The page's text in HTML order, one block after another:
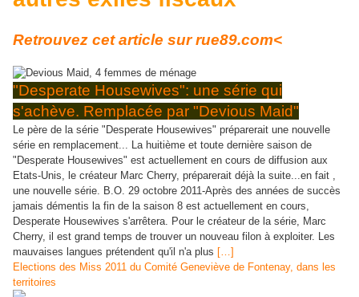
Retrouvez cet article sur rue89.com<
"Desperate Housewives": une série qui
s'achève. Remplacée par "Devious Maid"
Le père de la série "Desperate Housewives" préparerait une nouvelle
série en remplacement... La huitième et toute dernière saison de
"Desperate Housewives" est actuellement en cours de diffusion aux
Etats-Unis, le créateur Marc Cherry, préparerait déjà la suite...en fait ,
une nouvelle série. B.O. 29 octobre 2011-Après des années de succès
jamais démentis la fin de la saison 8 est actuellement en cours,
Desperate Housewives s'arrêtera. Pour le créateur de la série, Marc
Cherry, il est grand temps de trouver un nouveau filon à exploiter. Les
mauvaises langues prétendent qu'il n'a plus […]
Elections des Miss 2011 du Comité Geneviève de Fontenay, dans les
territoires